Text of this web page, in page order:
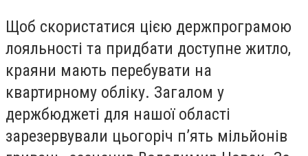
Щоб скористатися цією держпрограмою
лояльності та придбати доступне житло,
краяни мають перебувати на
квартирному обліку. Загалом у
держбюджеті для нашої області
зарезервували цьогоріч п’ять мільйонів